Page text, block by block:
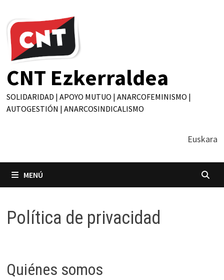
contenido
CNT Ezkerraldea
SOLIDARIDAD | APOYO MUTUO | ANARCOFEMINISMO |
AUTOGESTIÓN | ANARCOSINDICALISMO
Euskara
MENÚ
Política de privacidad
Quiénes somos